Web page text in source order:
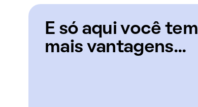
E só aqui você tem
mais vantagens...